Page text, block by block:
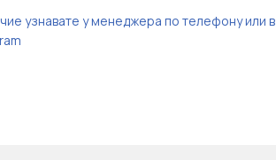
узнавате у менеджера по телефону или в